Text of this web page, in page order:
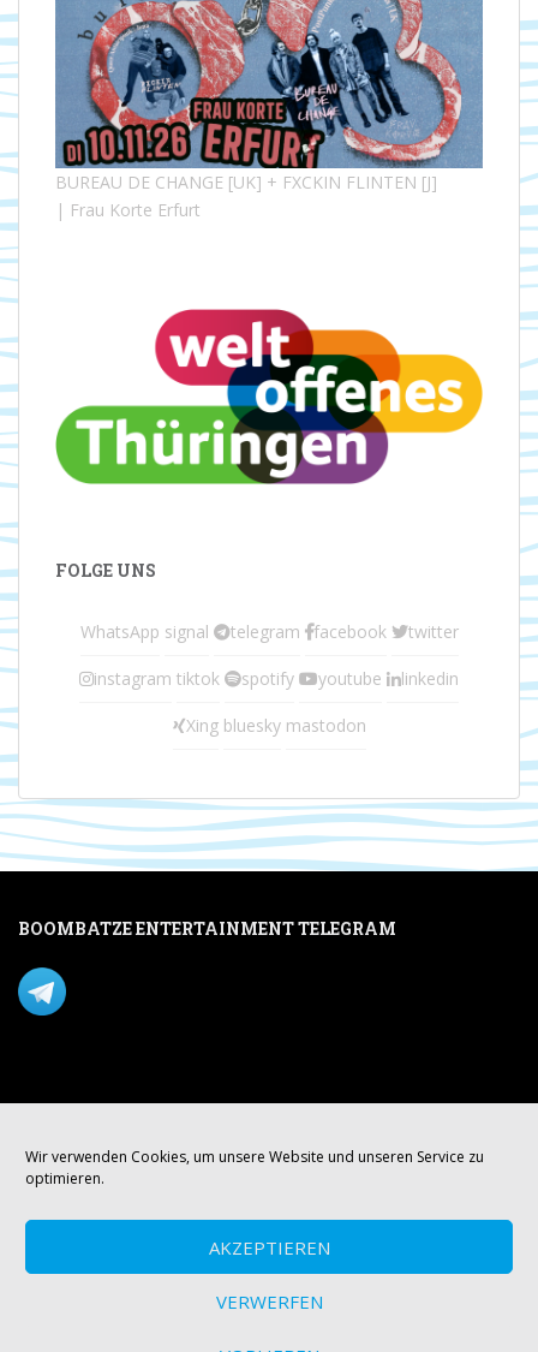
Wir verwenden Cookies, um unsere Website und unseren Service zu
optimieren.
AKZEPTIEREN
VERWERFEN
BUREAU DE CHANGE [UK] + FXCKIN FLINTEN [J]
| Frau Korte Erfurt
FOLGE UNS
WhatsApp signal telegram facebook twitter
instagram tiktok spotify youtube linkedin
Xing bluesky mastodon
BOOMBATZE ENTERTAINMENT TELEGRAM